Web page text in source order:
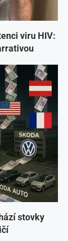
viru HIV:
stovky